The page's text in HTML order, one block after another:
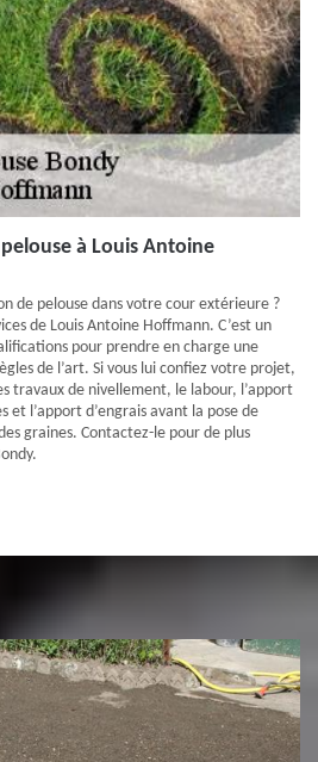
à Louis Antoine
de pelouse dans votre cour extérieure ?
de Louis Antoine Hoffmann. C’est un
pour prendre en charge une
de l’art. Si vous lui confiez votre projet,
travaux de nivellement, le labour, l’apport
et l’apport d’engrais avant la pose de
graines. Contactez-le pour de plus